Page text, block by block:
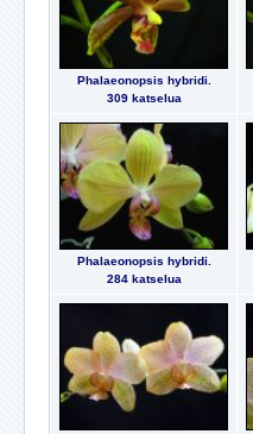
Phalaeonopsis hybridi.
309 katselua
Phalaeonopsis hybridi.
284 katselua